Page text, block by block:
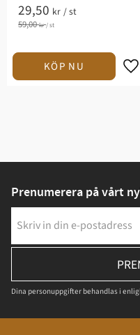
29,50 kr /st
59,00 kr /st
Prenumerera på vårt
Dina personuppgifter behandlas i